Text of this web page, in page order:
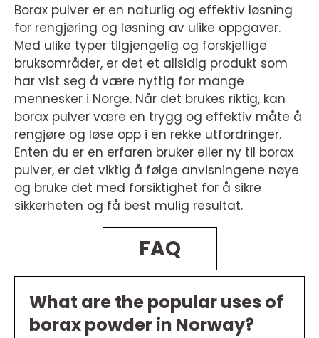
Borax pulver er en naturlig og effektiv løsning
for rengjøring og løsning av ulike oppgaver.
Med ulike typer tilgjengelig og forskjellige
bruksområder, er det et allsidig produkt som
har vist seg å være nyttig for mange
mennesker i Norge. Når det brukes riktig, kan
borax pulver være en trygg og effektiv måte å
rengjøre og løse opp i en rekke utfordringer.
Enten du er en erfaren bruker eller ny til borax
pulver, er det viktig å følge anvisningene nøye
og bruke det med forsiktighet for å sikre
sikkerheten og få best mulig resultat.
FAQ
What are the popular uses of
borax powder in Norway?